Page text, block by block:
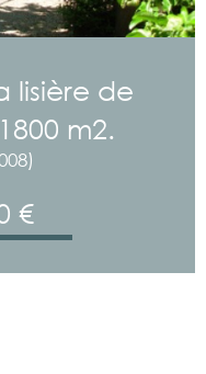
lisière de
m2.
€